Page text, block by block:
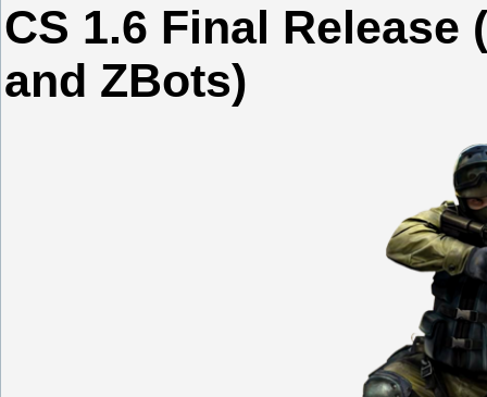
CS 1.6 Final Release
and ZBots)